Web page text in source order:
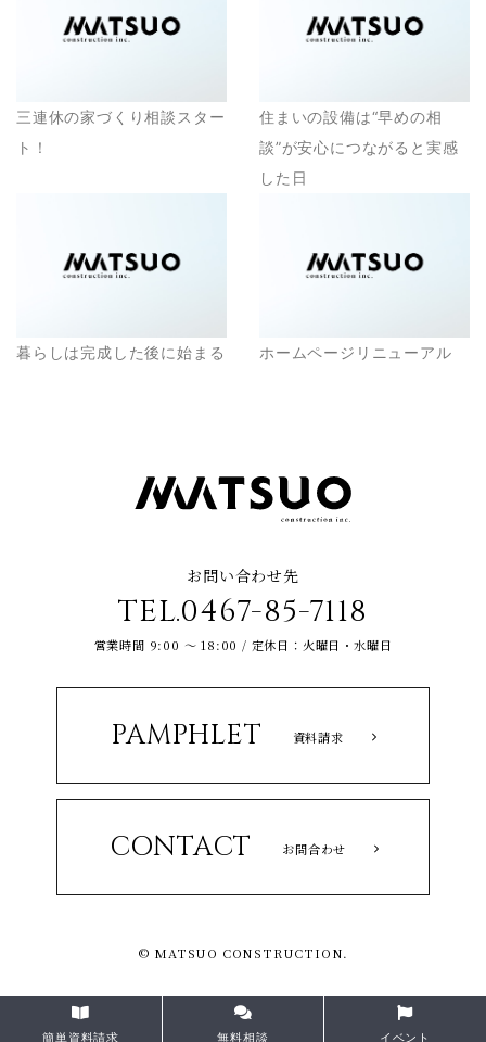
三連休の家づくり相談スター
ト！
住まいの設備は“早めの相
談”が安心につながると実感
した日
暮らしは完成した後に始まる ホームページリニューアル
お問い合わせ先
TEL.0467-85-7118
営業時間 9:00 ～ 18:00 / 定休日：火曜日・水曜日
PAMPHLET 資料請求
CONTACT お問合わせ
© MATSUO CONSTRUCTION.
簡単資料請求 無料相談 イベント